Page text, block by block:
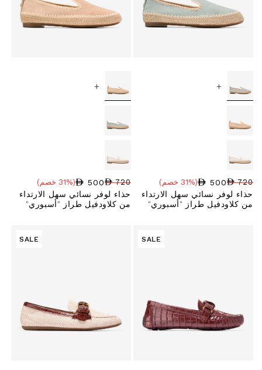
+
السعر العادي
720
سعر البيع
500
نسبة الخصم
(31% خصم)
حذاء لوفر نسائي سهل الارتداء
من كلاودفيل طراز "أسبوري"
+
السعر العادي
720
سعر البيع
500
نسبة الخصم
(31% خصم)
حذاء لوفر نسائي سهل الارتداء
من كلاودفيل طراز "أسبوري"
SALE
SALE